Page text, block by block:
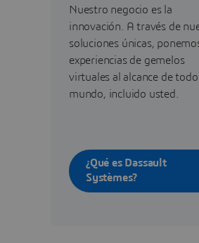
Nuestro negocio es la
innovación. A través de
soluciones únicas,
experiencias de gemelos
virtuales al alcance de todo
mundo, incluido usted.
¿Qué es Dassault
Systèmes?